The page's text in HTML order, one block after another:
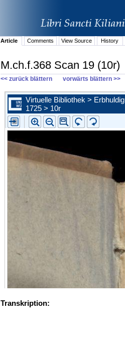
Article Comments View Source History
M.ch.f.368 Scan 19 (10r)
<< zurück blättern vorwärts blättern >>
Transkription: